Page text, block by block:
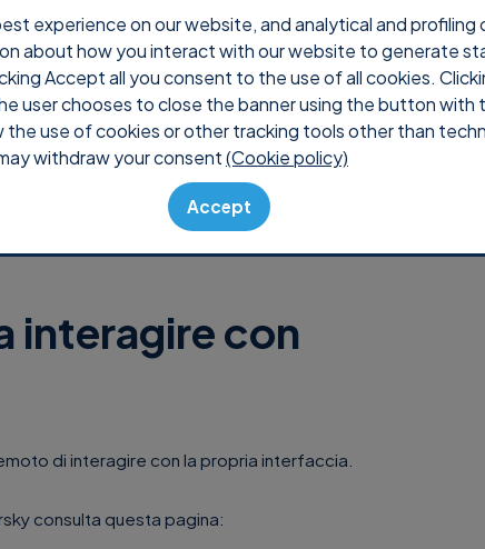
experience on our website, and analytical and profiling
about how you interact with our website to generate
Accept all you consent to the use of all cookies.
user chooses to close the banner using the button with
use of cookies or other tracking tools other than
withdraw your consent(Cookie policy)
Accept
Shop Console Supporto Download
interagire con
di interagire con la propria interfaccia.
consulta questa pagina: